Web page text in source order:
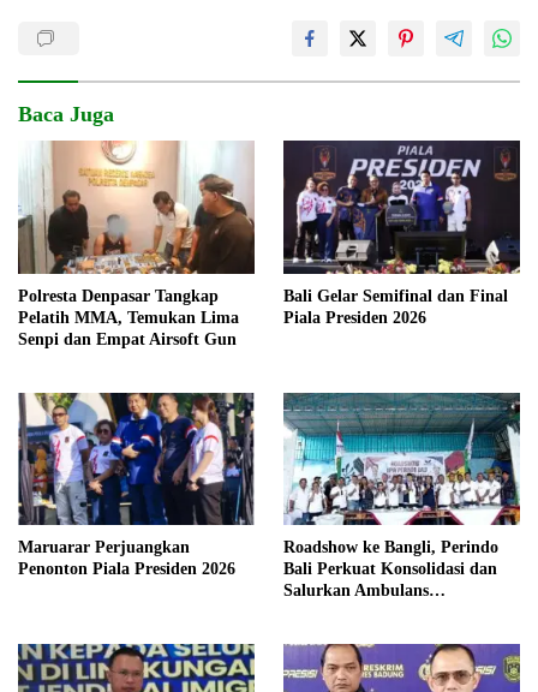
Baca Juga
Polresta Denpasar Tangkap
Pelatih MMA, Temukan Lima
Senpi dan Empat Airsoft Gun
Bali Gelar Semifinal dan Final
Piala Presiden 2026
Maruarar Perjuangkan
Penonton Piala Presiden 2026
Roadshow ke Bangli, Perindo
Bali Perkuat Konsolidasi dan
Salurkan Ambulans